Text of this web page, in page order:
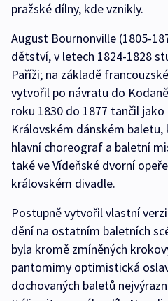
pražské dílny, kde vznikly.
August Bournonville (1805-
dětství, v letech 1824-1828
Paříži; na základě
vytvořil po návratu do
roku 1830 do 1877 tančil
Královském dánském
hlavní choreograf a baletní
také ve Vídeňské dvorní
královském divadle.
Postupně vytvořil vlastní
dění na ostatním baletních
byla kromě zmíněných
pantomimy optimistická
dochovaných baletů